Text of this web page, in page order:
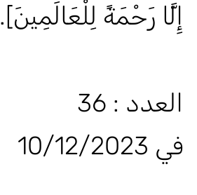
إِلَّا رَحْمَةً لِلْعَالَمِينَ].
العدد : 36
في 10/12/2023